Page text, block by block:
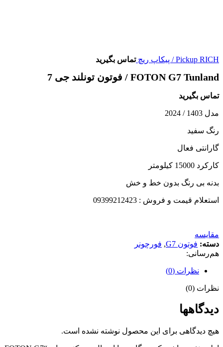
Pickup RICH / پیکاپ ریچ تماس بگیرید
FOTON G7 Tunland / فوتون تونلند جی 7
تماس بگیرید
مدل 1403 / 2024
رنگ سفید
گارانتی فعال
کارکرد 15000 کیلومتر
بدنه بی رنگ بدون خط و خش
استعلام قیمت و فروش : 09399212423
مقایسه
دسته: فوتون G7 , فورچونر
هم‌رسانی:
نظرات (0)
نظرات (0)
دیدگاهها
هیچ دیدگاهی برای این محصول نوشته نشده است.